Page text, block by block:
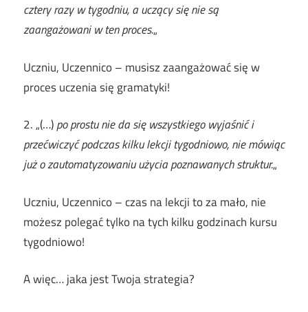
cztery razy w tygodniu, a uczący się nie są
zaangażowani w ten proces.„
Uczniu, Uczennico – musisz zaangażować się w
proces uczenia się gramatyki!
2. „(…)po prostu nie da się wszystkiego wyjaśnić i
przećwiczyć podczas kilku lekcji tygodniowo, nie mówiąc
już o zautomatyzowaniu użycia poznawanych struktur.„
Uczniu, Uczennico – czas na lekcji to za mało, nie
możesz polegać tylko na tych kilku godzinach kursu
tygodniowo!
A więc… jaka jest Twoja strategia?